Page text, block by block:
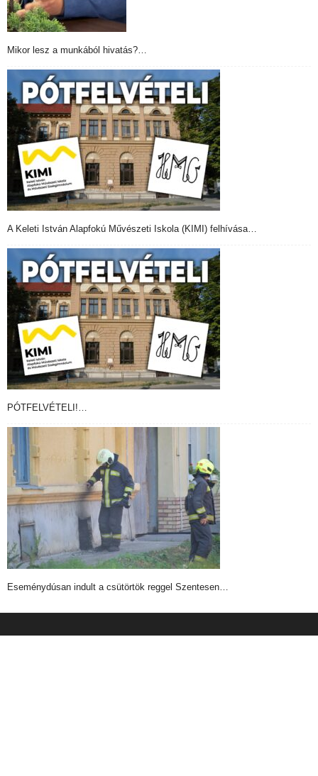
Mikor lesz a munkából hivatás?…
A Keleti István Alapfokú Művészeti Iskola (KIMI) felhívása…
PÓTFELVÉTELI!…
Eseménydúsan indult a csütörtök reggel Szentesen…